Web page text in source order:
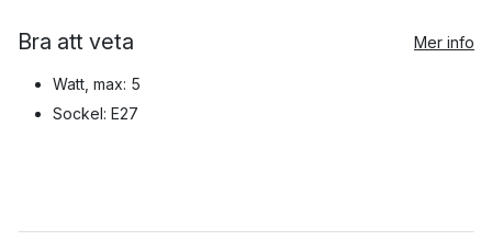
Bra att veta Mer info
Watt, max: 5
Sockel: E27